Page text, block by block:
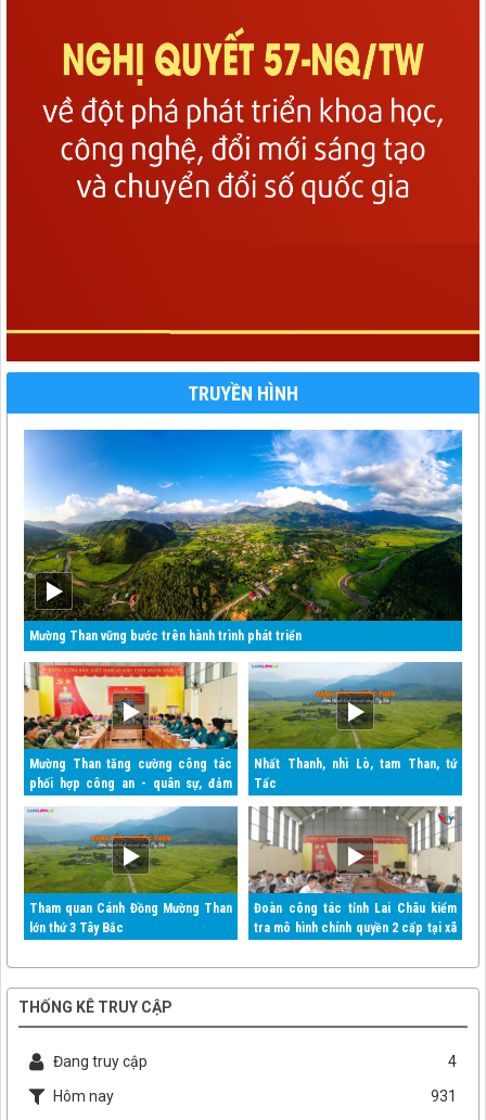
TRUYỀN HÌNH
Mường Than vững bước trên hành trình phát triển
Mường Than tăng cường công tác
phối hợp công an - quân sự, đảm
toàn xã hội
Nhất Thanh, nhì Lò, tam Than, tứ
Tấc
Tham quan Cánh Đồng Mường Than
lớn thứ 3 Tây Bắc
Đoàn công tác tỉnh Lai Châu kiểm
tra mô hình chính quyền 2 cấp tại xã
THỐNG KÊ TRUY CẬP
Đang truy cập
4
Hôm nay
931